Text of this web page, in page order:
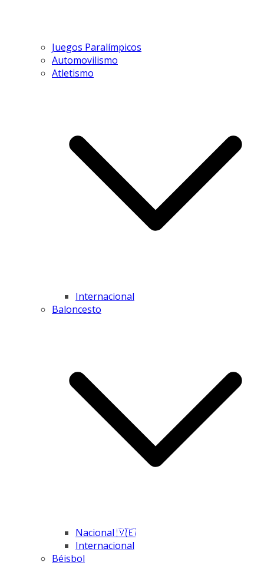
Juegos Paralímpicos
Automovilismo
Atletismo
Internacional
Baloncesto
Nacional 🇻🇪
Internacional
Béisbol